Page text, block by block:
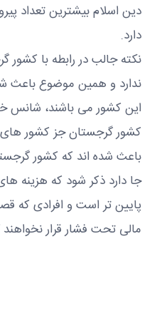
دین اسلام بیشترین تعداد
دارد.
نکته جالب در رابطه با کشور
ندارد و همین موضوع باعث
این کشور می باشند، شانس
کشور گرجستان جز کشور های
باعث شده اند که کشور
جا دارد ذکر شود که هزینه
پایین تر است و افرادی که
مالی تحت فشار قرار